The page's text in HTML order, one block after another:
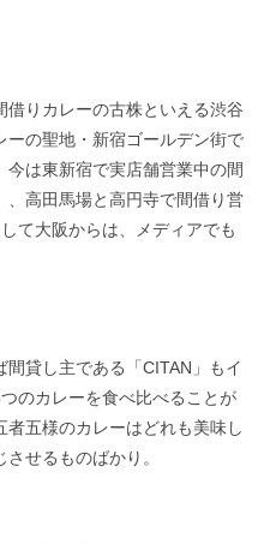
借りカレーの古株といえる渋谷
ーの聖地・新宿ゴールデン街で
は東新宿で実店舗営業中の間
高田馬場と高円寺で間借り営
て大阪からは、メディアでも
貸し主である「CITAN」もイ
のカレーを食べ比べることが
五様のカレーはどれも美味し
せるものばかり。​